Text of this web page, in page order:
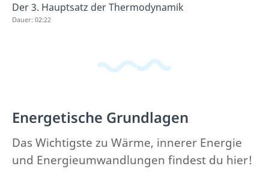
Der 3. Hauptsatz der Thermodynamik
Dauer: 02:22
Energetische Grundlagen
Das Wichtigste zu Wärme, innerer Energie
und Energieumwandlungen findest du hier!